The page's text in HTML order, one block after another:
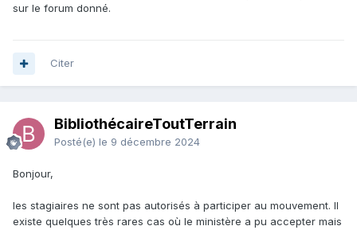
sur le forum donné.
Citer
BibliothécaireToutTerrain
Posté(e) le 9 décembre 2024
Bonjour,
les stagiaires ne sont pas autorisés à participer au mouvement. Il
existe quelques très rares cas où le ministère a pu accepter mais